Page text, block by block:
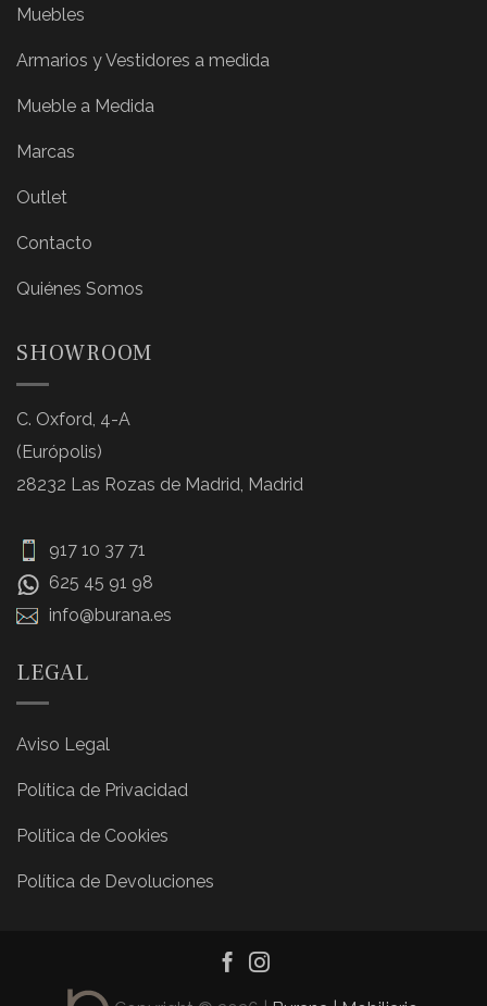
Muebles
Armarios y Vestidores a medida
Mueble a Medida
Marcas
Outlet
Contacto
Quiénes Somos
SHOWROOM
C. Oxford, 4-A
(Európolis)
28232 Las Rozas de Madrid, Madrid
917 10 37 71
625 45 91 98
info@burana.es
LEGAL
Aviso Legal
Política de Privacidad
Política de Cookies
Política de Devoluciones